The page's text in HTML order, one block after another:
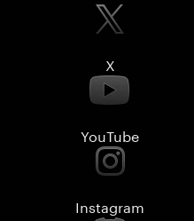
X
YouTube
Instagram